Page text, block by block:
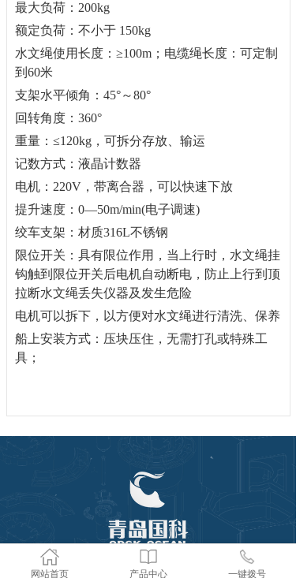
最大负荷：200kg
额定负荷：不小于 150kg
水文绳使用长度：≥100m；电缆绳长度：可定制
到60米
支架水平倾角：45°～80°
回转角度：360°
重量：≤120kg，可拆分存放、输运
记数方式：液晶计数器
电机：220V，带离合器，可以快速下放
提升速度：0—50m/min(电子调速)
绞车支架：材质316L不锈钢
限位开关：具有限位作用，当上行时，水文绳挂
钩触到限位开关后电机自动断电，防止上行到顶
拉断水文绳丢失仪器及发生危险
电机可以拆下，以方便对水文绳进行清洗、保养
船上安装方式：压块压住，无需打孔或特殊工
具；
网站首页 产品中心 一键拨号